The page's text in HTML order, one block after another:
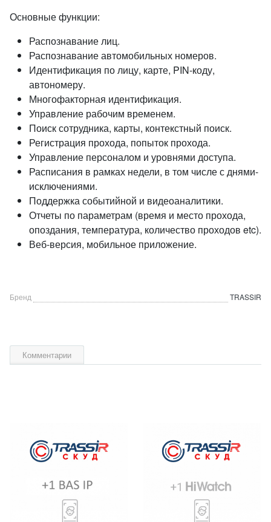
Основные функции:
Распознавание лиц.
Распознавание автомобильных номеров.
Идентификация по лицу, карте, PIN-коду,
автономеру.
Многофакторная идентификация.
Управление рабочим временем.
Поиск сотрудника, карты, контекстный поиск.
Регистрация прохода, попыток прохода.
Управление персоналом и уровнями доступа.
Расписания в рамках недели, в том числе с днями-
исключениями.
Поддержка событийной и видеоаналитики.
Отчеты по параметрам (время и место прохода,
опоздания, температура, количество проходов etc).
Веб-версия, мобильное приложение.
Бренд TRASSIR
Комментарии